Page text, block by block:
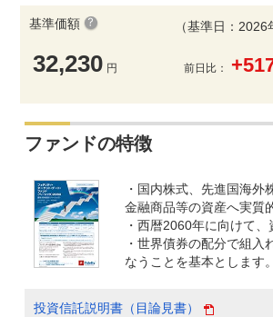
基準価額
32,230 円
（基準日：2026
前日比：
ファンドの特徴
・国内株式、先進国海
金融商品等の資産へ実質
・西暦2060年に向けて
・世界債券の配分で組
なうことを基本とします。
投資信託説明書（目論見書）